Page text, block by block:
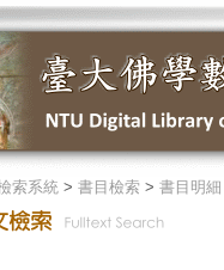
索系統> 書目檢索> 書目明細